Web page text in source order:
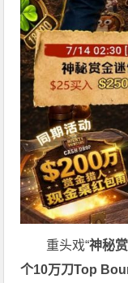
重头戏“神秘
个10万刀Top